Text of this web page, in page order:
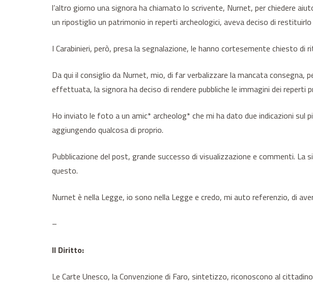
l’altro giorno una signora ha chiamato lo scrivente, Nurnet, per chiedere
un ripostiglio un patrimonio in reperti archeologici, aveva deciso di
I Carabinieri, però, presa la segnalazione, le hanno cortesemente chiesto di
Da qui il consiglio da Nurnet, mio, di far verbalizzare la mancata
effettuata, la signora ha deciso di rendere pubbliche le immagini dei reperti
Ho inviato le foto a un amic* archeolog* che mi ha dato due indicazioni sul
aggiungendo qualcosa di proprio.
Pubblicazione del post, grande successo di visualizzazione e commenti.
questo.
Nurnet è nella Legge, io sono nella Legge e credo, mi auto referenzio, di
–
Il Diritto:
Le Carte Unesco, la Convenzione di Faro, sintetizzo, riconoscono al